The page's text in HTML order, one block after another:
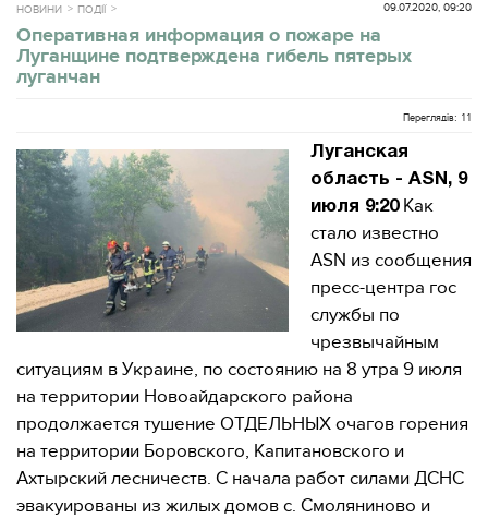
НОВИНИ ПОДІЇ 09.07.2020, 09:20
Оперативная информация о пожаре на
Луганщине подтверждена гибель пятерых
луганчан
Переглядів: 11
Луганская
область - ASN, 9
июля 9:20Как
стало известно
ASN из сообщения
пресс-центра гос
службы по
чрезвычайным
ситуациям в Украине, по состоянию на 8 утра 9 июля
на территории Новоайдарского района
продолжается тушение ОТДЕЛЬНЫХ очагов горения
на территории Боровского, Капитановского и
Ахтырский лесничеств. С начала работ силами ДСНС
эвакуированы из жилых домов с. Смоляниново и